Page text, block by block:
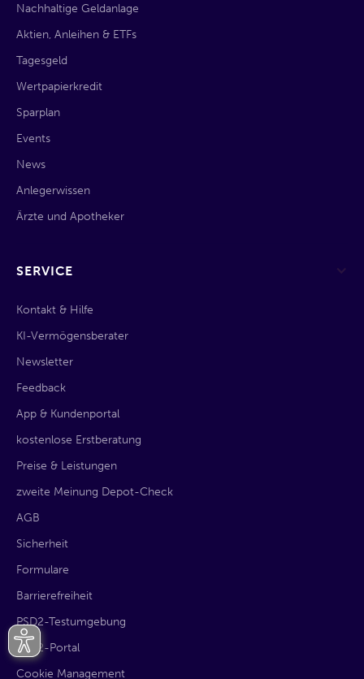
Nachhaltige Geldanlage
Aktien, Anleihen & ETFs
Tagesgeld
Wertpapierkredit
Sparplan
Events
News
Anlegerwissen
Ärzte und Apotheker
SERVICE
Kontakt & Hilfe
KI-Vermögensberater
Newsletter
Feedback
App & Kundenportal
kostenlose Erstberatung
Preise & Leistungen
zweite Meinung Depot-Check
AGB
Sicherheit
Formulare
Barrierefreiheit
PSD2-Testumgebung
PSD2-Portal
Cookie Management